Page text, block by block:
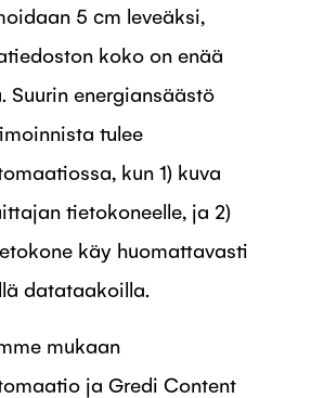
5 cm leveäksi,
koko on enää
Suurin energiansäästö
tulee
kun 1) kuva
tietokoneelle, ja 2)
käy huomattavasti
datataakoilla.
mukaan
ja Gredi Content